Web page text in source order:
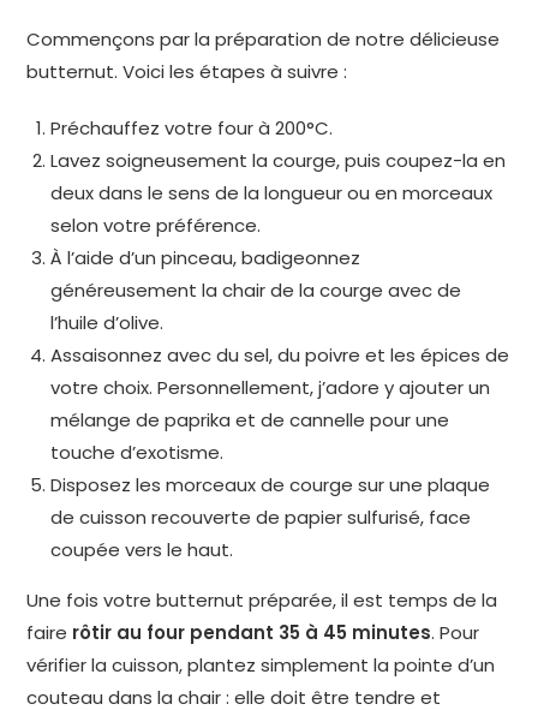
Commençons par la préparation de notre délicieuse
butternut. Voici les étapes à suivre :
Préchauffez votre four à 200°C.
Lavez soigneusement la courge, puis coupez-la en
deux dans le sens de la longueur ou en morceaux
selon votre préférence.
À l’aide d’un pinceau, badigeonnez
généreusement la chair de la courge avec de
l’huile d’olive.
Assaisonnez avec du sel, du poivre et les épices de
votre choix. Personnellement, j’adore y ajouter un
mélange de paprika et de cannelle pour une
touche d’exotisme.
Disposez les morceaux de courge sur une plaque
de cuisson recouverte de papier sulfurisé, face
coupée vers le haut.
Une fois votre butternut préparée, il est temps de la
faire rôtir au four pendant 35 à 45 minutes. Pour
vérifier la cuisson, plantez simplement la pointe d’un
couteau dans la chair : elle doit être tendre et